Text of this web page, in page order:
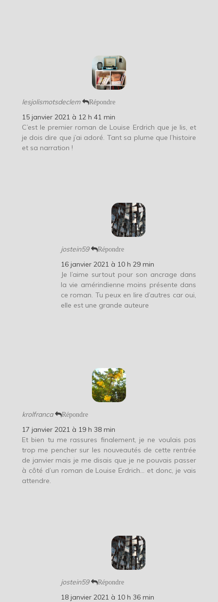
lesjolismotsdeclem Répondre
15 janvier 2021 à 12 h 41 min
C’est le premier roman de Louise Erdrich que je lis, et
je dois dire que j’ai adoré. Tant sa plume que l’histoire
et sa narration !
jostein59 Répondre
16 janvier 2021 à 10 h 29 min
Je l’aime surtout pour son ancrage dans
la vie amérindienne moins présente dans
ce roman. Tu peux en lire d’autres car oui,
elle est une grande auteure
krolfranca Répondre
17 janvier 2021 à 19 h 38 min
Et bien tu me rassures finalement, je ne voulais pas
trop me pencher sur les nouveautés de cette rentrée
de janvier mais je me disais que je ne pouvais passer
à côté d’un roman de Louise Erdrich… et donc, je vais
attendre.
jostein59 Répondre
18 janvier 2021 à 10 h 36 min